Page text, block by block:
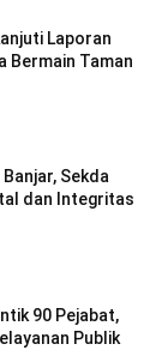
Laporan
Bermain Taman
Sekda
dan Integritas
90 Pejabat,
Publik